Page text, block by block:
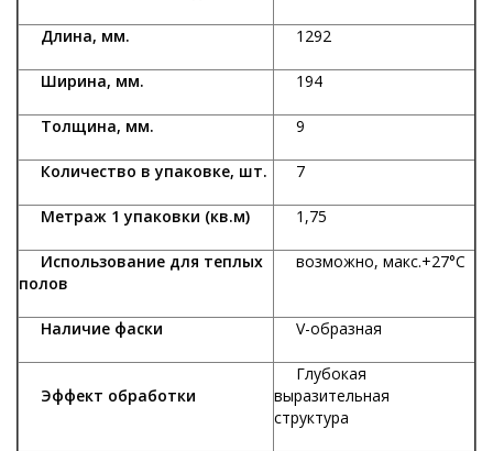
Длина, мм. 1292
Ширина, мм. 194
Толщина, мм. 9
Количество в упаковке, шт. 7
Метраж 1 упаковки (кв.м) 1,75
Использование для теплых
полов
возможно, макс.+27°С
Наличие фаски V-образная
Эффект обработки
Глубокая
выразительная
структура